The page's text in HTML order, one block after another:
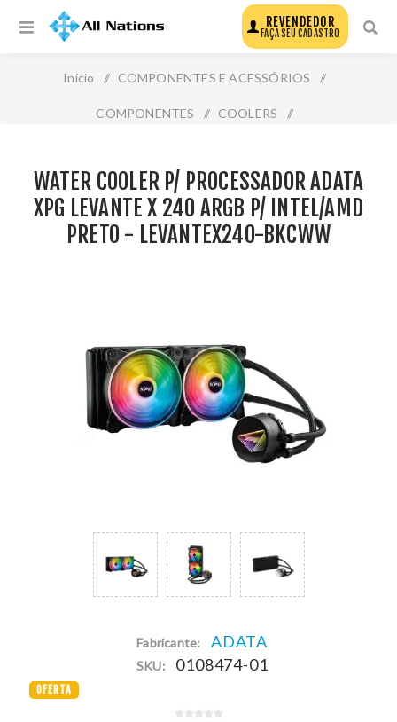
REVENDEDOR
FAÇA SEU CADASTRO
Início / COMPONENTES E ACESSÓRIOS /
COMPONENTES / COOLERS /
Argb P/ Intel/Amd Preto - Levantex240-Bkcww
WATER COOLER P/ PROCESSADOR ADATA
XPG LEVANTE X 240 ARGB P/ INTEL/AMD
PRETO - LEVANTEX240-BKCWW
Fabricante: ADATA
SKU: 0108474-01
OFERTA